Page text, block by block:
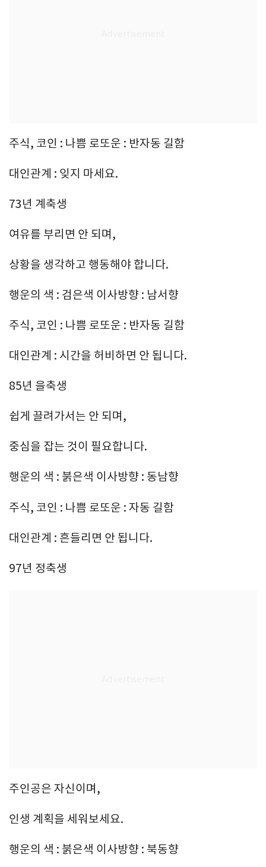
주식, 코인 : 나쁨 로또운 : 반자동 길함
대인관계 : 잊지 마세요.
73년 계축생
여유를 부리면 안 되며,
상황을 생각하고 행동해야 합니다.
행운의 색 : 검은색 이사방향 : 남서향
주식, 코인 : 나쁨 로또운 : 반자동 길함
대인관계 : 시간을 허비하면 안 됩니다.
85년 을축생
쉽게 끌려가서는 안 되며,
중심을 잡는 것이 필요합니다.
행운의 색 : 붉은색 이사방향 : 동남향
주식, 코인 : 나쁨 로또운 : 자동 길함
대인관계 : 흔들리면 안 됩니다.
97년 정축생
주인공은 자신이며,
인생 계획을 세워보세요.
행운의 색 : 붉은색 이사방향 : 북동향